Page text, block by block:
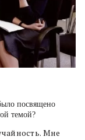
посвящено
темой?
Мне